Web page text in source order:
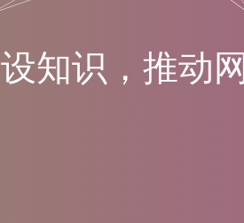
设知识 ， 推动 网